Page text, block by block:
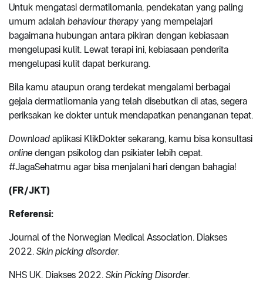
Untuk mengatasi dermatilomania, pendekatan yang paling
umum adalah behaviour therapy yang mempelajari
bagaimana hubungan antara pikiran dengan kebiasaan
mengelupasi kulit. Lewat terapi ini, kebiasaan penderita
mengelupasi kulit dapat berkurang.
Bila kamu ataupun orang terdekat mengalami berbagai
gejala dermatilomania yang telah disebutkan di atas, segera
periksakan ke dokter untuk mendapatkan penanganan tepat.
Download aplikasi KlikDokter sekarang, kamu bisa konsultasi
online dengan psikolog dan psikiater lebih cepat.
#JagaSehatmu agar bisa menjalani hari dengan bahagia!
(FR/JKT)
Referensi:
Journal of the Norwegian Medical Association. Diakses
2022. Skin picking disorder.
NHS UK. Diakses 2022. Skin Picking Disorder.